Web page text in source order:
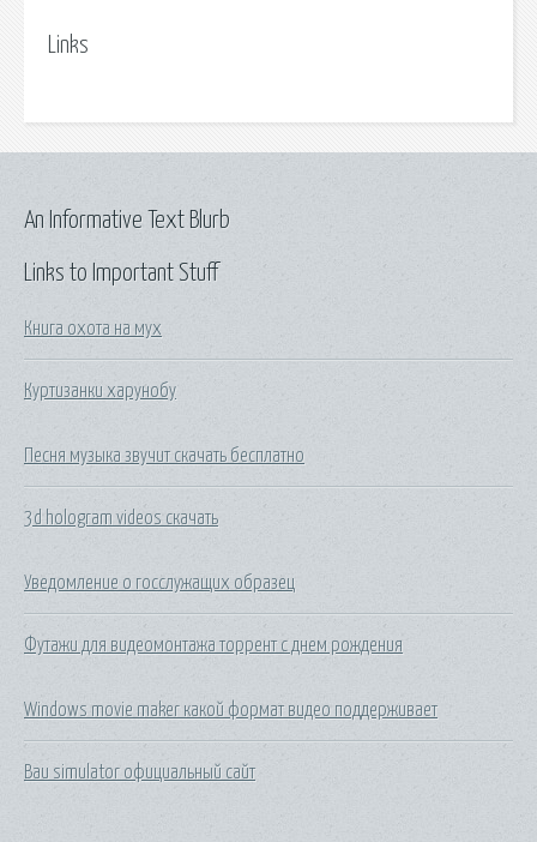
Links
Links to Important Stuff
Книга охота на мух
Куртизанки харунобу
Песня музыка звучит скачать бесплатно
3d hologram videos скачать
Уведомление о госслужащих образец
Футажи для видеомонтажа торрент с днем рождения
Windows movie maker какой формат видео поддерживает
Bau simulator официальный сайт
An Informative Text Blurb